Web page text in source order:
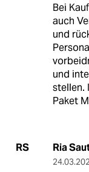
Bei
auch
und
und
stellen.
Paket
RS Ria